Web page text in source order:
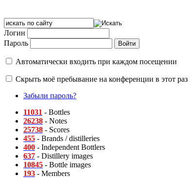
Логин
Пароль
Автоматически входить при каждом посещении
Скрыть моё пребывание на конференции в этот раз
Забыли пароль?
11031 - Bottles
26238 - Notes
25738 - Scores
455 - Brands / distilleries
400 - Independent Bottlers
637 - Distillery images
10845 - Bottle images
193 - Members